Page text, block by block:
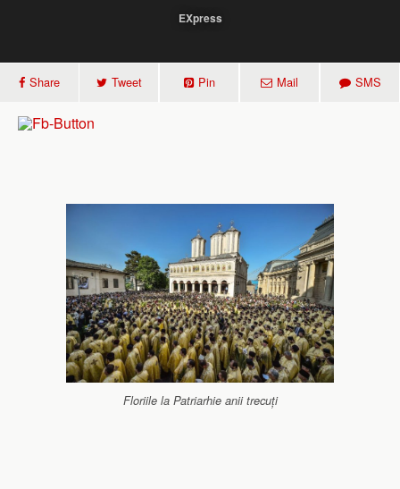
EXpress
Share Tweet Pin Mail SMS
Floriile la Patriarhie anii trecuți